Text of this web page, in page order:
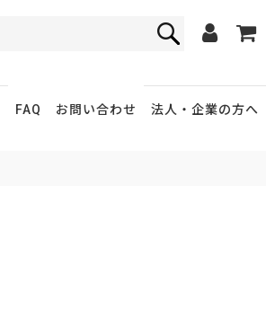
法人・企業の方へ
FAQ お問い合わせ